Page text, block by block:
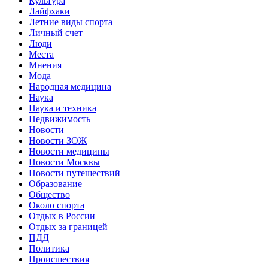
Лайфхаки
Летние виды спорта
Личный счет
Люди
Места
Мнения
Мода
Народная медицина
Наука
Наука и техника
Недвижимость
Новости
Новости ЗОЖ
Новости медицины
Новости Москвы
Новости путешествий
Образование
Общество
Около спорта
Отдых в России
Отдых за границей
ПДД
Политика
Происшествия